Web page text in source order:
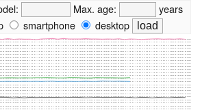
Max. age:
years
smartphone desktop